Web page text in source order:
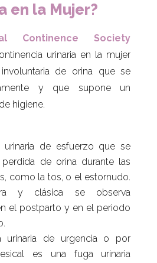
en la Mujer?
Continence Society
urinaria en la mujer
de orina que se
y que supone un
higiene.
urinaria de esfuerzo que se
de orina durante las
como la tos, o el estornudo.
y clásica se observa
el postparto y en el periodo
urinaria de urgencia o por
es una fuga urinaria